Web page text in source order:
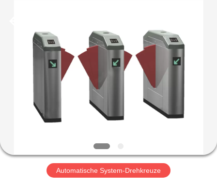
HAUS
PRODUKTE
ÜBER
FABRIK-
AUSFLUGAutomatische System-Drehkreuze